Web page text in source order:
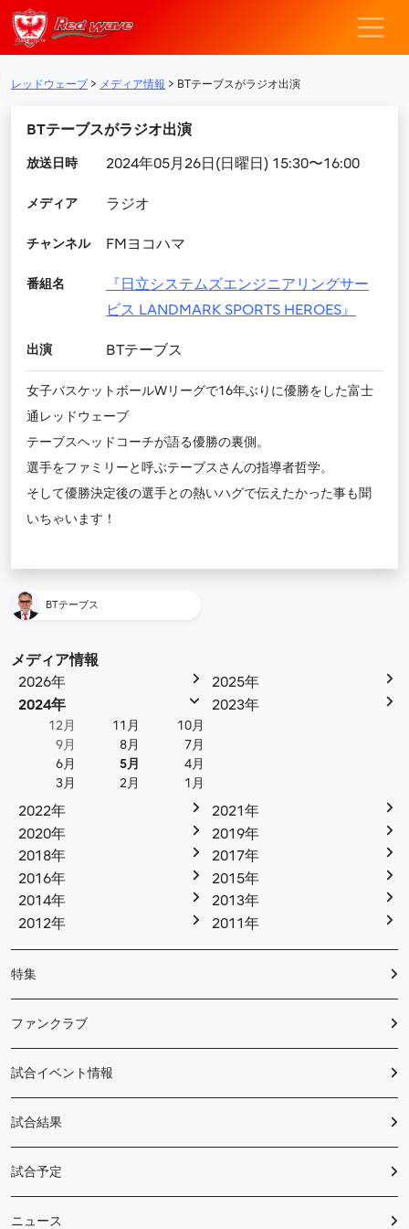
メインナビゲーション
レッドウェー
レッドウェーブ > メディア情報 > BTテーブスがラジオ出演
BTテーブスがラジオ出演
放送日時 2024年05月26日(日曜日) 15:30〜16:00
メディア ラジオ
チャンネル FMヨコハマ
番組名
『日立システムズエンジニアリングサー
ビス LANDMARK SPORTS HEROES』
出演 BTテーブス
女子バスケットボールWリーグで16年ぶりに優勝をした富士
通レッドウェーブ
テーブスヘッドコーチが語る優勝の裏側。
選手をファミリーと呼ぶテーブスさんの指導者哲学。
そして優勝決定後の選手との熱いハグで伝えたかった事も聞
いちゃいます！
BTテーブス
メディア情報
2026年
2025年
2024年
12月 11月
10月
9月
8月
7月
6月
5月
4月
3月
2月 1月
2023年
2022年
2021年
2020年
2019年
2018年
2017年
2016年
2015年
2014年
2013年
2012年
2011年
特集
ファンクラブ
試合イベント情報
試合結果
試合予定
ニュース